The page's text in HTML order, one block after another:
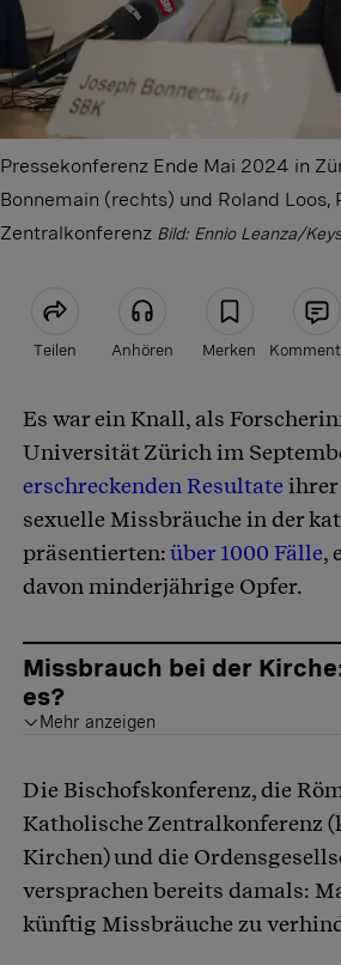
Pressekonferenz Ende Mai 2024 in
Bonnemain (rechts) und Roland Loos,
Zentralkonferenz Bild: Ennio Leanza/
Teilen Anhören Merken
Artikel teilen
Es war ein Knall, als
Universität Zürich im
erschreckenden Resultateihrer
sexuelle Missbräuche in der
präsentierten:über 1000 Fälle,
davon minderjährige Opfer.
Missbrauch bei der
es?
Mehr anzeigen
Die Bischofskonferenz, die
Katholische Zentralkonferenz
Kirchen) und die
versprachen bereits damals:
künftig Missbräuche zu